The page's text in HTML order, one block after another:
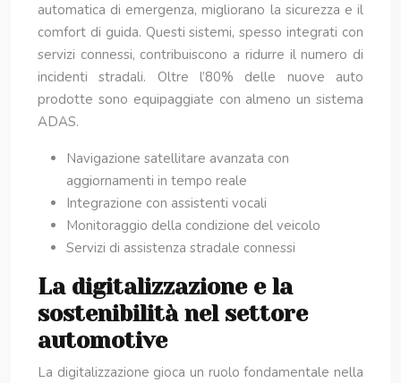
automatica di emergenza, migliorano la sicurezza e il
comfort di guida. Questi sistemi, spesso integrati con
servizi connessi, contribuiscono a ridurre il numero di
incidenti stradali. Oltre l’80% delle nuove auto
prodotte sono equipaggiate con almeno un sistema
ADAS.
Navigazione satellitare avanzata con
aggiornamenti in tempo reale
Integrazione con assistenti vocali
Monitoraggio della condizione del veicolo
Servizi di assistenza stradale connessi
La digitalizzazione e la
sostenibilità nel settore
automotive
La digitalizzazione gioca un ruolo fondamentale nella